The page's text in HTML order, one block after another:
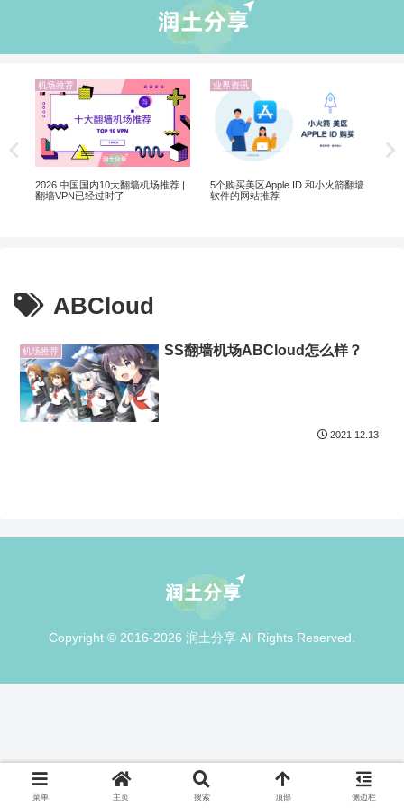
机场推荐
2026 中国国内10大翻墙机场推荐 |
翻墙VPN已经过时了
业界资讯
5个购买美区Apple ID 和小火箭翻墙
软件的网站推荐
ABCloud
机场推荐 SS翻墙机场ABCloud怎么样？
2021.12.13
Copyright © 2016-2026 润土分享 All Rights Reserved.
菜单 主页 搜索 顶部 侧边栏